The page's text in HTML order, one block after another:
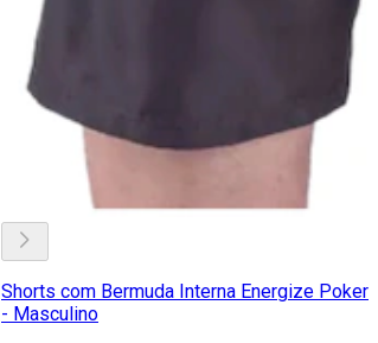
Shorts com Bermuda Interna Energize Poker
- Masculino